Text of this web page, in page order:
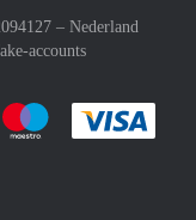
– Nederland
accounts
:payment method
easily with :payment
Pay easily with